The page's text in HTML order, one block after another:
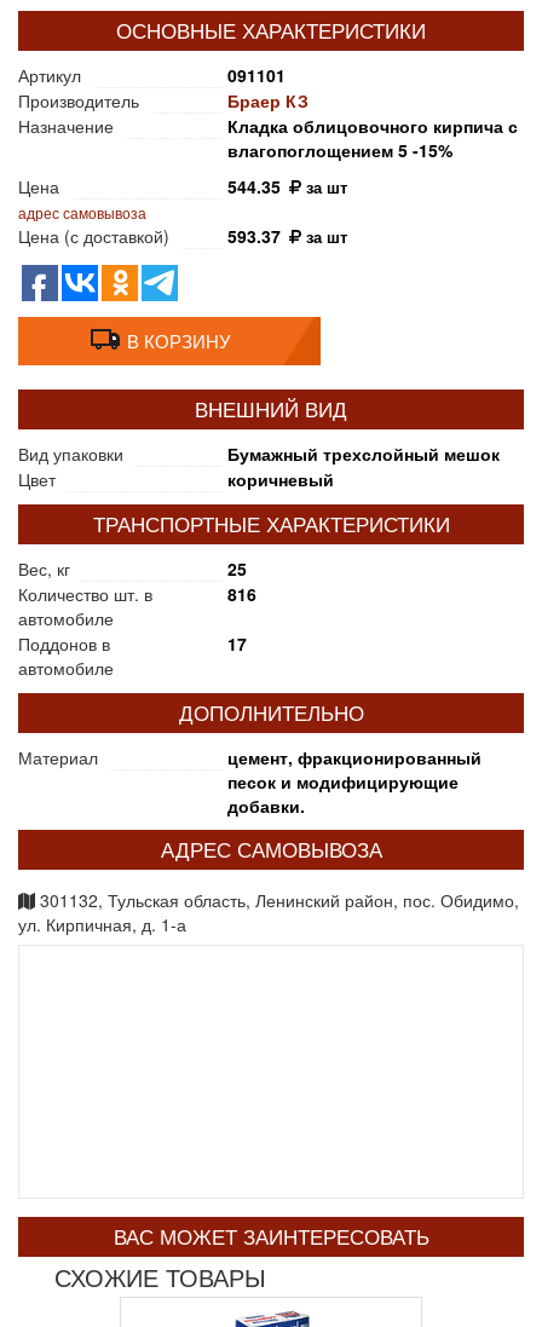
ОСНОВНЫЕ ХАРАКТЕРИСТИКИ
Артикул
091101
Производитель
Браер КЗ
Назначение
Кладка облицовочного кирпича с
влагопоглощением 5 -15%
Цена
544.35 за шт
адрес самовывоза
Цена (с доставкой) 593.37 за шт
В КОРЗИНУ
ВНЕШНИЙ ВИД
Вид упаковки
Бумажный трехслойный мешок
Цвет
коричневый
ТРАНСПОРТНЫЕ ХАРАКТЕРИСТИКИ
Вес, кг
25
Количество шт. в
автомобиле
816
Поддонов в
автомобиле
17
ДОПОЛНИТЕЛЬНО
Материал
цемент, фракционированный
песок и модифицирующие
добавки.
АДРЕС САМОВЫВОЗА
301132, Тульская область, Ленинский район, пос. Обидимо,
ул. Кирпичная, д. 1-а
ВАС МОЖЕТ ЗАИНТЕРЕСОВАТЬ
СХОЖИЕ ТОВАРЫ